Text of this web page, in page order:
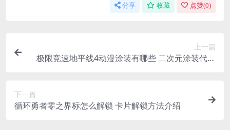
分享 收藏 点赞(0)
上一篇
极限竞速地平线4动漫涂装有哪些 二次元涂装代码
下一篇
循环勇者零之界标怎么解锁 卡片解锁方法介绍